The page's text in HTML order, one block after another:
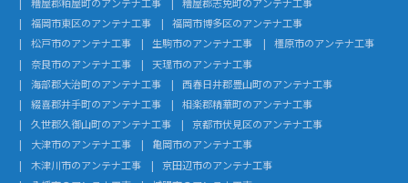
福岡市東区のアンテナ工事
福岡市博多区のアンテナ工事
松戸市のアンテナ工事
生駒市のアンテナ工事
橿原市のアンテナ工事
奈良市のアンテナ工事
天理市のアンテナ工事
海部郡大治町のアンテナ工事
西春日井郡豊山町のアンテナ工事
綴喜郡井手町のアンテナ工事
相楽郡精華町のアンテナ工事
久世郡久御山町のアンテナ工事
京都市伏見区のアンテナ工事
大津市のアンテナ工事
亀岡市のアンテナ工事
木津川市のアンテナ工事
京田辺市のアンテナ工事